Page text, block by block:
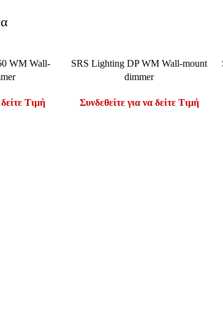
WM Wall-
Τιμή
ΔΙΑΒΆΣΤΕ ΠΕΡΙΣΣΌΤΕΡΑ
SRS Lighting DP WM Wall-mount
dimmer
Συνδεθείτε για να δείτε Τιμή